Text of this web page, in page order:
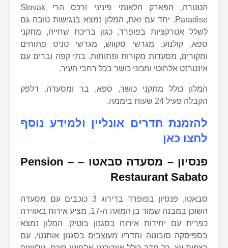
הטטרה, הפארק הלאומי פיניני ורכס הרי Slovak
Paradise. יחד עם זאת, המלון נמצא בנגישות טובה גם
לשלל אטרקציות בפופרד, כגון בריכת שחייה, מתקני
ספא, קולנוע, מגרשי סקווש, מגרשי טניס פתוחים
ומקורים, מסעדות מקורות ופתוחות, בתי קפה וברים עם
אינטרנט אלחוטי ומכוני כושר בכל רחבי העיר.
המלון כולל מתקני כושר, ספא, בר ומסעדה. דלפק
הקבלה פעיל 24 שעות ביממה.
להזמנת חדרים אונליין ולמידע נוסף
לחצו כאן
פנסיון – מסעדה סבאטו –Pension –
Restaurant Sabato
סבאטו, פנסיון בפופרד בדירוג 3 כוכבים עם מסעדה
השוכן במבנה שמור בן המאה ה-17, מציע אירוח באווירה
כפרית עם יחידות אירוח בסגנון בוטיק. המלון נמצא
בספיסקה סובוטה וחדריו מעוצבים בסגנון אותנטי, עם